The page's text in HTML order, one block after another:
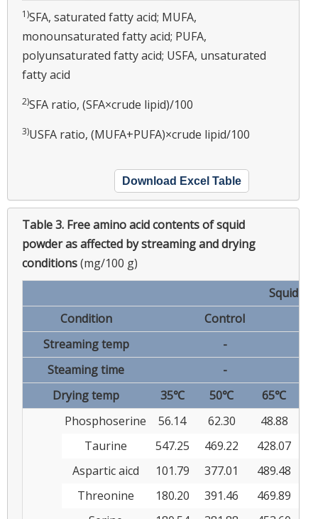
1)SFA, saturated fatty acid; MUFA,
monounsaturated fatty acid; PUFA,
polyunsaturated fatty acid; USFA, unsaturated
fatty acid
2)SFA ratio, (SFA×crude lipid)/100
3)USFA ratio, (MUFA+PUFA)×crude lipid/100
Download Excel Table
Table 3. Free amino acid contents of squid
powder as affected by streaming and drying
conditions(mg/100 g)
Squid
Condition
Control
Streaming temp
-
Steaming time
-
Drying temp
35℃ 50℃ 65℃
Phosphoserine
56.14 62.30 48.88
Taurine
547.25 469.22 428.07
Aspartic aicd
101.79 377.01 489.48
Threonine
180.20 391.46 469.89